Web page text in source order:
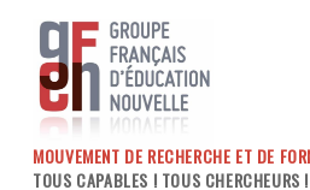
content
MOUVEMENT DE RECHERCHE ET DE
TOUS CAPABLES ! TOUS CHERCHEURS